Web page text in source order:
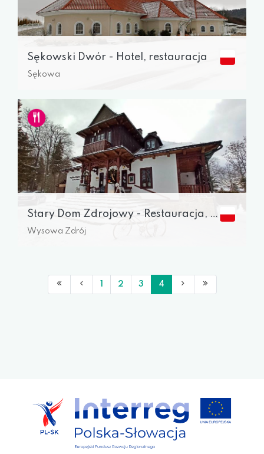
Sękowski Dwór - Hotel, restauracja
Sękowa
Stary Dom Zdrojowy - Restauracja, noclegi
Wysowa Zdrój
2 3 4